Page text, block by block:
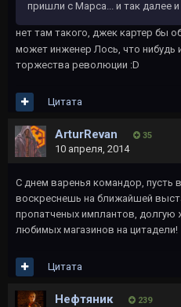
пришли с Марса... и так далее и
нет там такого, джек картер бы
может инженер Лось, что нибудь
торжества революции :D
Цитата
ArturRevan 35
10 апреля, 2014
С днем варенья командор, пусть
воскреснешь на ближайшей
пропатченых имплантов,
любимых магазинов на цитадели!
Цитата
Нефтяник 239